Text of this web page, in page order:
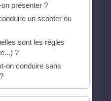
présenter ?
un scooter ou
sont les règles
?
on conduire sans